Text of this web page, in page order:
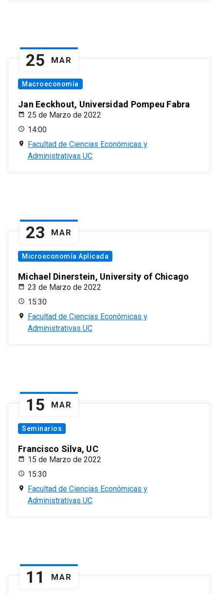
25 MAR
Macroeconomía
Jan Eeckhout, Universidad Pompeu Fabra
25 de Marzo de 2022
14:00
Facultad de Ciencias Económicas y
Administrativas UC
23 MAR
Microeconomía Aplicada
Michael Dinerstein, University of Chicago
23 de Marzo de 2022
15:30
Facultad de Ciencias Económicas y
Administrativas UC
15 MAR
Seminarios
Francisco Silva, UC
15 de Marzo de 2022
15:30
Facultad de Ciencias Económicas y
Administrativas UC
11 MAR